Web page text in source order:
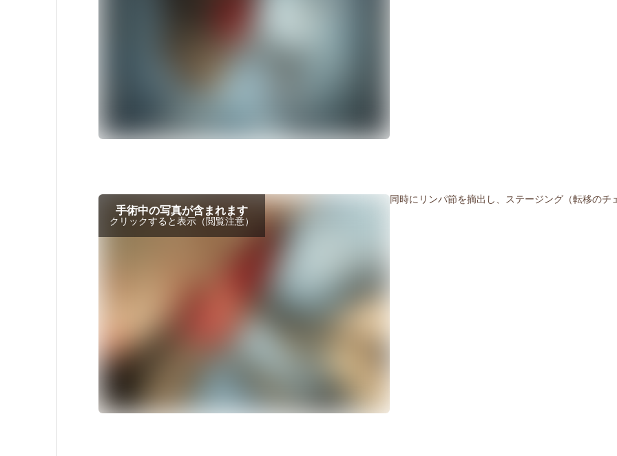
手術中の写真が含まれます
クリックすると表示（閲覧注意）
同時にリンパ節を摘出し、ステージング（転移のチ